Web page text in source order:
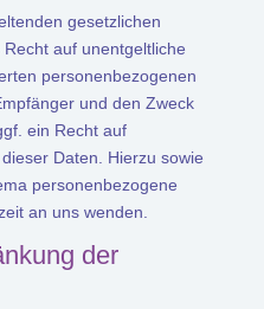
gesetzlichen
auf unentgeltliche
personenbezogenen
und den Zweck
ein Recht auf
Daten. Hierzu sowie
personenbezogene
an uns wenden.
der